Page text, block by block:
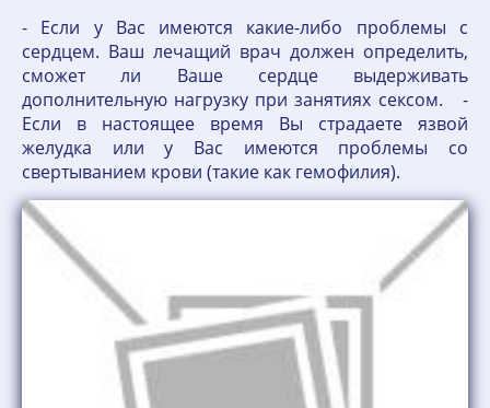
- Если у Вас имеются какие-либо проблемы с
сердцем. Ваш лечащий врач должен определить,
сможет ли Ваше сердце выдерживать
дополнительную нагрузку при занятиях сексом. -
Если в настоящее время Вы страдаете язвой
желудка или у Вас имеются проблемы со
свертыванием крови (такие как гемофилия).